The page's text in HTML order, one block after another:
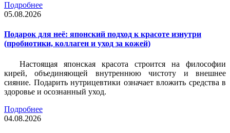
Подробнее
05.08.2026
Подарок для неё: японский подход к красоте изнутри
(пробиотики, коллаген и уход за кожей)
Настоящая японская красота строится на философии
кирей, объединяющей внутреннюю чистоту и внешнее
сияние. Подарить нутрицевтики означает вложить средства в
здоровье и осознанный уход.
Подробнее
04.08.2026